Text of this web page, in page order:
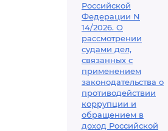
Российской
Федерации N
14/2026. О
рассмотрении
судами дел,
связанных с
применением
законодательства о
противодействии
коррупции и
обращением в
доход Российской